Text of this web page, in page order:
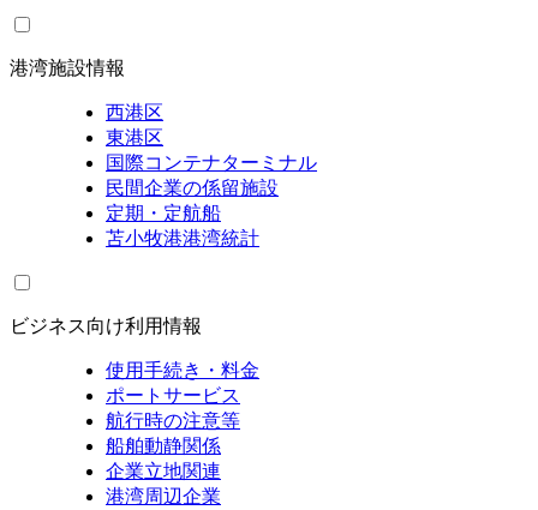
港湾施設情報
西港区
東港区
国際コンテナターミナル
民間企業の係留施設
定期・定航船
苫小牧港港湾統計
ビジネス向け利用情報
使用手続き・料金
ポートサービス
航行時の注意等
船舶動静関係
企業立地関連
港湾周辺企業